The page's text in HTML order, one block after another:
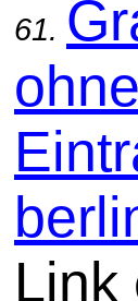
61.
Link